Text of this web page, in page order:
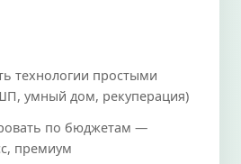
технологии простыми
умный дом, рекуперация)
по бюджетам —
премиум